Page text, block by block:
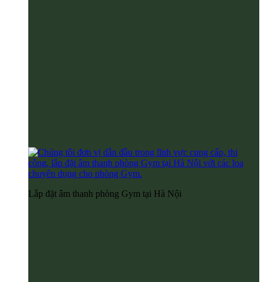
Lắp đặt âm thanh phòng Gym tại Hà Nội